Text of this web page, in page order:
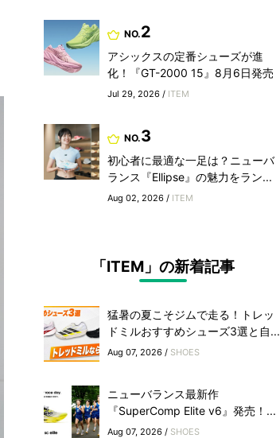
NO.2
アシックスの定番シューズが進
化！『GT-2000 15』8月6日発売
Jul 29, 2026 / ITEM
NO.3
初心者に最適な一足は？ニューバ
ランス『Ellipse』の魅力をラン...
Aug 02, 2026 / ITEM
「ITEM」の新着記事
猛暑の夏こそジムで走る！トレッ
ドミルおすすめシューズ3選と自...
Aug 07, 2026 / SHOES
ニューバランス最新作
『SuperComp Elite v6』発売！...
Aug 07, 2026 / SHOES